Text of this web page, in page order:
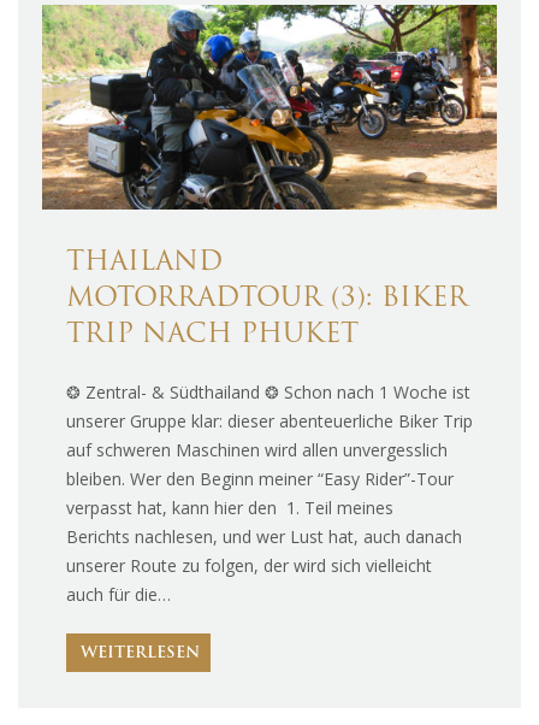
THAILAND
MOTORRADTOUR (3): BIKER
TRIP NACH PHUKET
❂ Zentral- & Südthailand ❂ Schon nach 1 Woche ist
unserer Gruppe klar: dieser abenteuerliche Biker Trip
auf schweren Maschinen wird allen unvergesslich
bleiben. Wer den Beginn meiner “Easy Rider”-Tour
verpasst hat, kann hier den 1. Teil meines
Berichts nachlesen, und wer Lust hat, auch danach
unserer Route zu folgen, der wird sich vielleicht
auch für die…
WEITERLESEN